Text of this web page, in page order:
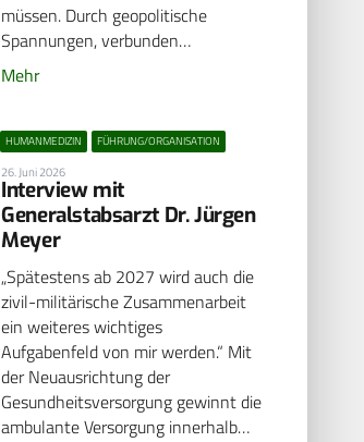
müssen. Durch geopolitische
Spannungen, verbunden…
Mehr
HUMANMEDIZIN FÜHRUNG/ORGANISATION
26. Juni 2026
Interview mit
Generalstabsarzt Dr. Jürgen
Meyer
„Spätestens ab 2027 wird auch die
zivil-militärische Zusammenarbeit
ein weiteres wichtiges
Aufgabenfeld von mir werden.“ Mit
der Neuausrichtung der
Gesundheitsversorgung gewinnt die
ambulante Versorgung innerhalb…